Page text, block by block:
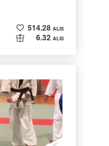
514.28 ALIS
6.32 ALIS